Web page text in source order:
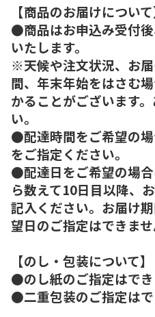
【商品のお届けについて
●商品はお申込み受付
いたします。
※天候や注文状況、お
間、年末年始をはさむ
かることがございます
い。
●配達時間をご希望の
をご指定ください。
●配達日をご希望の場
ら数えて10日目以降、
記入ください。お届け
望日のご指定はできませ
【のし・包装について】
●のし紙のご指定はでき
●二重包装のご指定はで